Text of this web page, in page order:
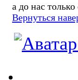
а до нас
Вернуться